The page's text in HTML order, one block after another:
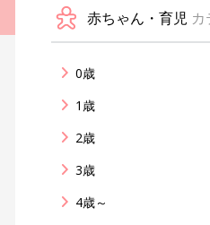
赤ちゃん・育児
0歳
1歳
2歳
3歳
4歳～